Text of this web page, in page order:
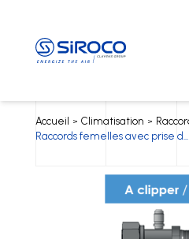
Accueil > Climatisation >
Raccords femelles avec prise d...